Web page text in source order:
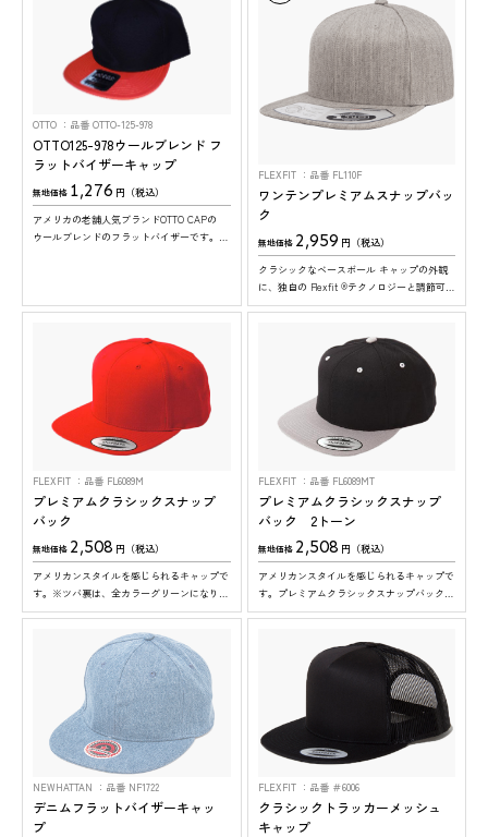
OTTO 品番 OTTO-125-978
OTTO125-978ウールブレンド フ
ラットバイザーキャップ
無地価格 1,276 円（税込）
アメリカの老舗人気ブランドOTTO CAPの
ウールブレンドのフラットバイザーです。20
FLEXFIT 品番 FL110F
ワンテンプレミアムスナップバッ
ク
無地価格 2,959 円（税込）
クラシックなベースボール キャップの外観
に、独自の Flexfit ®テクノロジーと調節可能
なクロージャー、そして吸湿発散性と速乾性
せたキャップのフラットバイザータイプ。
ツバ裏も、表と同色
FLEXFIT 品番 FL6089M
プレミアムクラシックスナップ
バック
無地価格 2,508 円（税込）
アメリカンスタイルを感じられるキャップで
す。※ツバ裏は、全カラーグリーンになりま
す
FLEXFIT 品番 FL6089MT
プレミアムクラシックスナップ
バック 2トーン
無地価格 2,508 円（税込）
アメリカンスタイルを感じられるキャップで
す。プレミアムクラシックスナップバックの
２トーンタイプです。※ツバ裏は、全カラー
NEWHATTAN 品番 NF1722
デニムフラットバイザーキャッ
プ
FLEXFIT 品番 ＃6006
クラシックトラッカーメッシュ
キャップ